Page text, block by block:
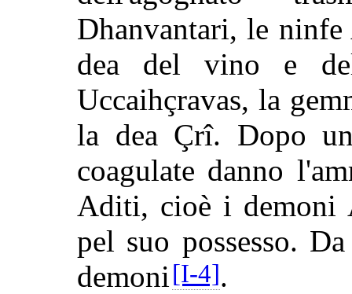
Dhanvantari, le ninfe
dea del vino e
Uccaihçravas, la
la dea Çrî. Dopo
coagulate danno
Aditi, cioè i demoni
pel suo possesso.
demoni[I-4].